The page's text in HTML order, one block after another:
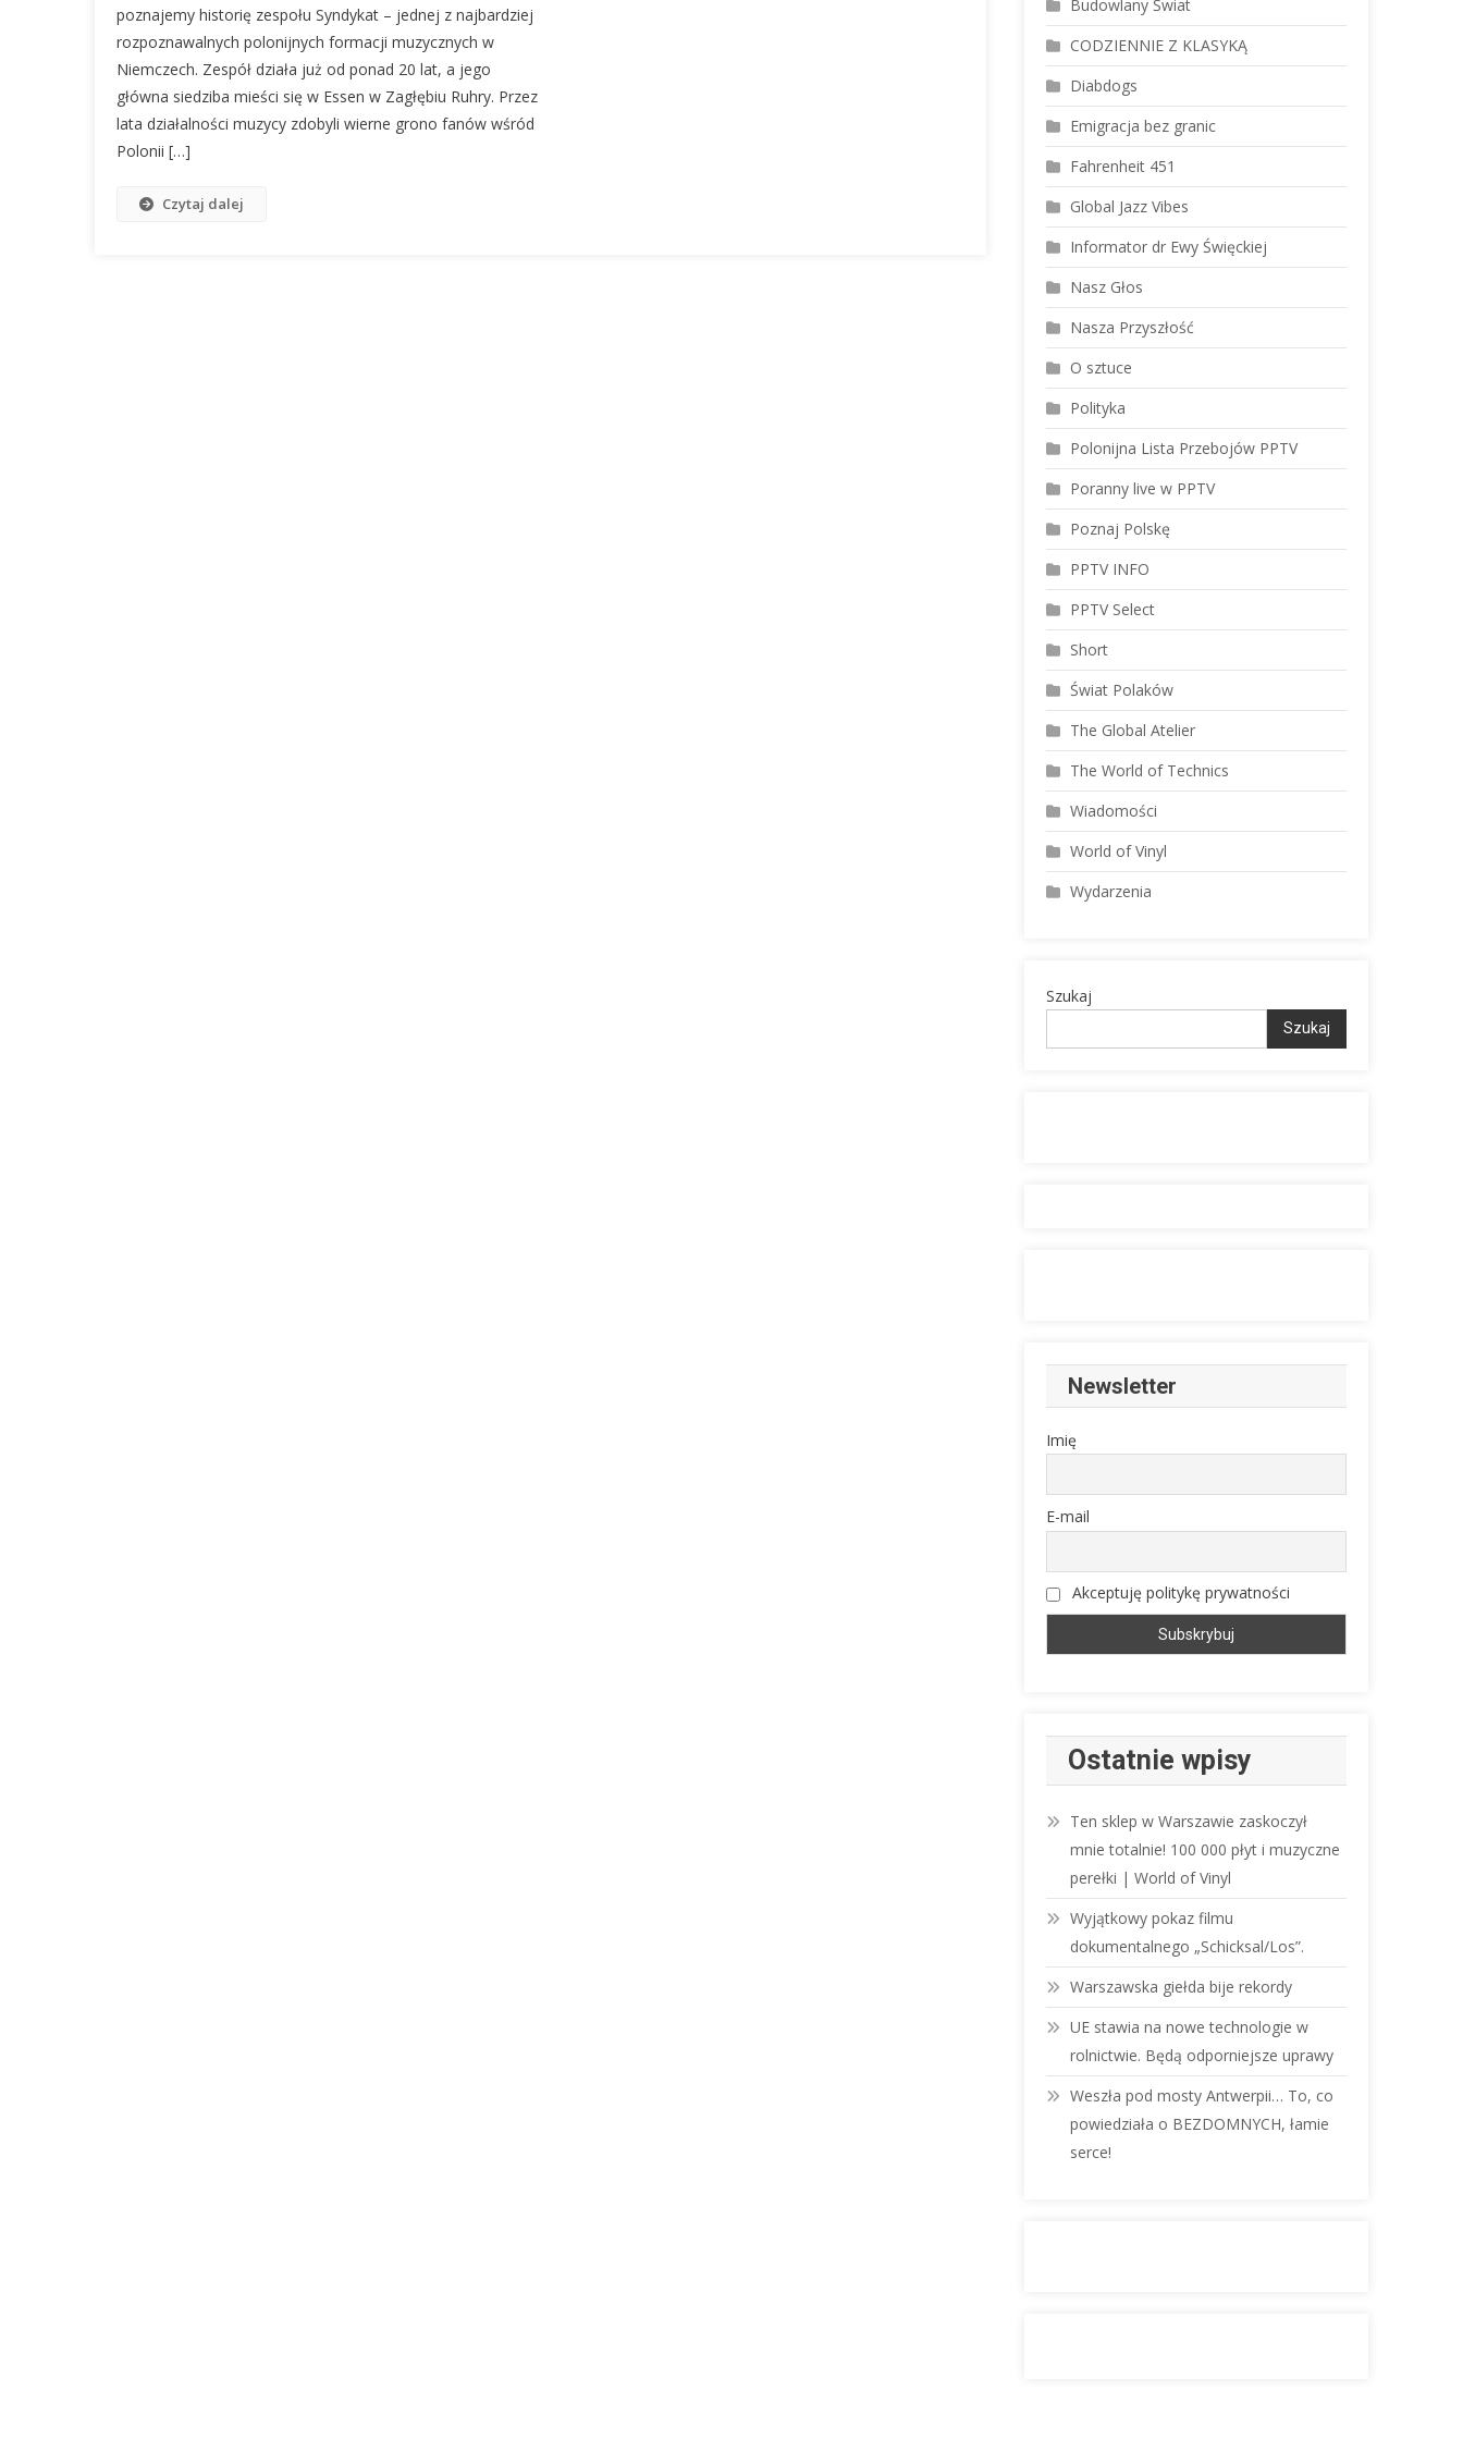
Lat
Polskiego
W
Niemczech!
poznajemy historię zespołu Syndykat – jednej z najbardziej
rozpoznawalnych polonijnych formacji muzycznych w
Niemczech. Zespół działa już od ponad 20 lat, a jego
główna siedziba mieści się w Essen w Zagłębiu Ruhry. Przez
lata działalności muzycy zdobyli wierne grono fanów wśród
Polonii […]
Czytaj dalej
Budowlany Świat
CODZIENNIE Z KLASYKĄ
Diabdogs
Emigracja bez granic
Fahrenheit 451
Global Jazz Vibes
Informator dr Ewy Święckiej
Nasz Głos
Nasza Przyszłość
O sztuce
Polityka
Polonijna Lista Przebojów PPTV
Poranny live w PPTV
Poznaj Polskę
PPTV INFO
PPTV Select
Short
Świat Polaków
The Global Atelier
The World of Technics
Wiadomości
World of Vinyl
Wydarzenia
Szukaj
Szukaj
Newsletter
Imię
E-mail
Akceptuję politykę prywatności
Ostatnie wpisy
Ten sklep w Warszawie zaskoczył
mnie totalnie! 100 000 płyt i muzyczne
perełki | World of Vinyl
Wyjątkowy pokaz filmu
dokumentalnego „Schicksal/Los”.
Warszawska giełda bije rekordy
UE stawia na nowe technologie w
rolnictwie. Będą odporniejsze uprawy
Weszła pod mosty Antwerpii… To, co
powiedziała o BEZDOMNYCH, łamie
serce!